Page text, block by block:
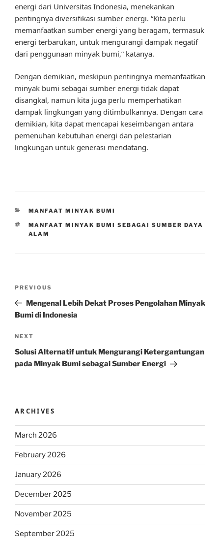
energi dari Universitas Indonesia, menekankan
pentingnya diversifikasi sumber energi. “Kita perlu
memanfaatkan sumber energi yang beragam, termasuk
energi terbarukan, untuk mengurangi dampak negatif
dari penggunaan minyak bumi,” katanya.
Dengan demikian, meskipun pentingnya memanfaatkan
minyak bumi sebagai sumber energi tidak dapat
disangkal, namun kita juga perlu memperhatikan
dampak lingkungan yang ditimbulkannya. Dengan cara
demikian, kita dapat mencapai keseimbangan antara
pemenuhan kebutuhan energi dan pelestarian
lingkungan untuk generasi mendatang.
CATEGORIES
MANFAAT MINYAK BUMI
TAGS
MANFAAT MINYAK BUMI SEBAGAI SUMBER DAYA
ALAM
Previous
Post
PREVIOUS
Mengenal Lebih Dekat Proses Pengolahan Minyak
Bumi di Indonesia
Next
Post
NEXT
Solusi Alternatif untuk Mengurangi Ketergantungan
pada Minyak Bumi sebagai Sumber Energi
ARCHIVES
March 2026
February 2026
January 2026
December 2025
November 2025
September 2025